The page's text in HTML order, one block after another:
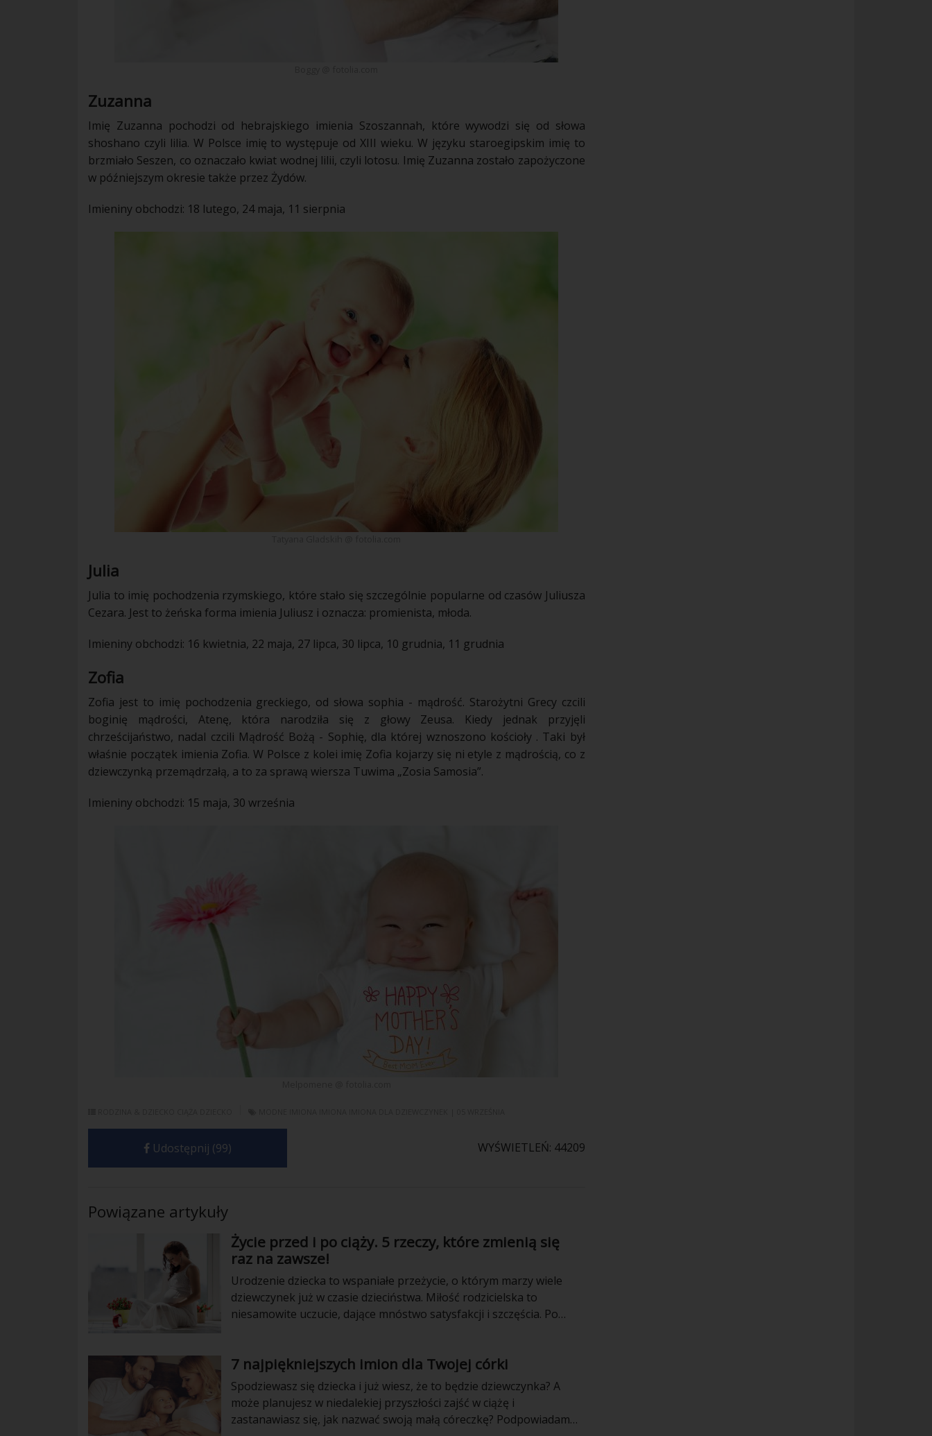
Zuzanna
Imię Zuzanna pochodzi od hebrajskiego imienia Szoszannah, które wywodzi się od słowa
shoshano czyli lilia. W Polsce imię to występuje od XIII wieku. W języku staroegipskim imię to
brzmiało Seszen, co oznaczało kwiat wodnej lilii, czyli lotosu. Imię Zuzanna zostało zapożyczone
w późniejszym okresie także przez Żydów.
Imieniny obchodzi: 18 lutego, 24 maja, 11 sierpnia
Julia
Julia to imię pochodzenia rzymskiego, które stało się szczególnie popularne od czasów Juliusza
Cezara. Jest to żeńska forma imienia Juliusz i oznacza: promienista, młoda.
Imieniny obchodzi: 16 kwietnia, 22 maja, 27 lipca, 30 lipca, 10 grudnia, 11 grudnia
Zofia
Zofia jest to imię pochodzenia greckiego, od słowa sophia - mądrość. Starożytni Grecy czcili
boginię mądrości, Atenę, która narodziła się z głowy Zeusa. Kiedy jednak przyjęli
chrześcijaństwo, nadal czcili Mądrość Bożą - Sophię, dla której wznoszono kościoły . Taki był
właśnie początek imienia Zofia. W Polsce z kolei imię Zofia kojarzy się ni etyle z mądrością, co z
dziewczynką przemądrzałą, a to za sprawą wiersza Tuwima „Zosia Samosia”.
Imieniny obchodzi: 15 maja, 30 września
Udostępnij (99) WYŚWIETLEŃ: 44209
Powiązane artykuły
Życie przed i po ciąży. 5 rzeczy, które zmienią się
raz na zawsze!
Urodzenie dziecka to wspaniałe przeżycie, o którym marzy wiele
dziewczynek już w czasie dzieciństwa. Miłość rodzicielska to
niesamowite uczucie, dające mnóstwo satysfakcji i szczęścia. Po
7 najpiękniejszych imion dla Twojej córki
Spodziewasz się dziecka i już wiesz, że to będzie dziewczynka? A
może planujesz w niedalekiej przyszłości zajść w ciążę i
zastanawiasz się, jak nazwać swoją małą córeczkę? Podpowiadamy,